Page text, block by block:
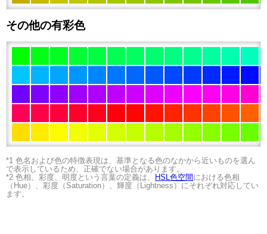
その他の有彩色
*1 色名および色の特徴表現は、基準となる色のなかから近いものを選ん
で表示しているため、正確でない場合があります。
*2 色相、彩度、明度という言葉の定義は、
HSL色空間 における色相
（Hue）、彩度（Saturation）、輝度（Lightness）にそれぞれ対応してい
ます。